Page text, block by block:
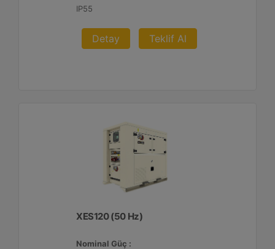
IP55
Detay Teklif Al
XES120 (50 Hz)
Nominal Güç :